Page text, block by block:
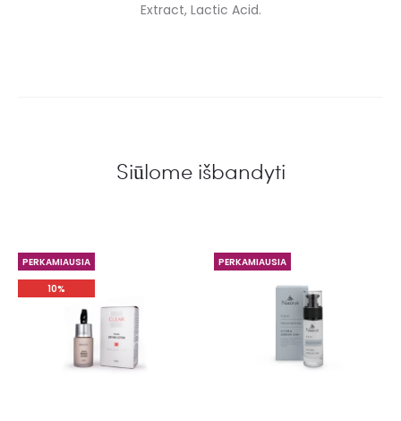
Extract, Lactic Acid.
Siūlome išbandyti
PERKAMIAUSIA
10%
PERKAMIAUSIA